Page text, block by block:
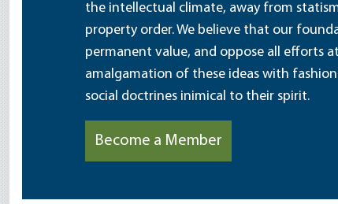
the intellectual climate, away from
property order. We believe that our
permanent value, and oppose all efforts
amalgamation of these ideas with
social doctrines inimical to their spirit.
Become a Member